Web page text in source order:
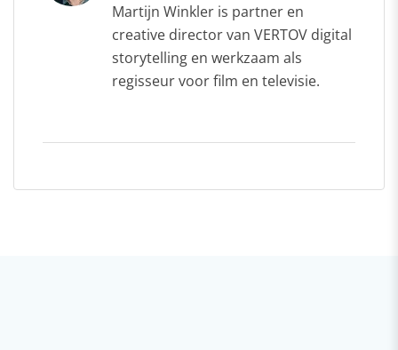
Martijn Winkler is partner en
creative director van VERTOV digital
storytelling en werkzaam als
regisseur voor film en televisie.